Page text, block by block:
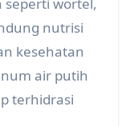
seperti wortel,
nutrisi
kesehatan
air putih
terhidrasi